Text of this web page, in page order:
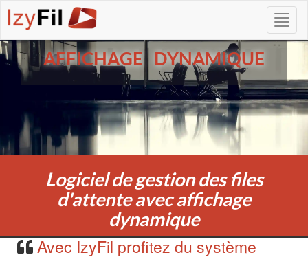
AFFICHAGE DYNAMIQUE
Logiciel de gestion des files
d'attente avec affichage
dynamique
Avec IzyFil profitez du système